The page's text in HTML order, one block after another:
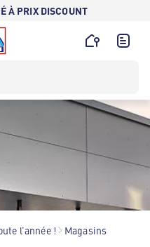
À PRIX DISCOUNT
l’année ! Magasins